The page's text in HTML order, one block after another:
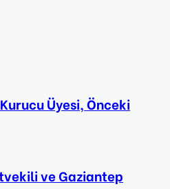
Üyesi, Önceki
ve Gaziantep